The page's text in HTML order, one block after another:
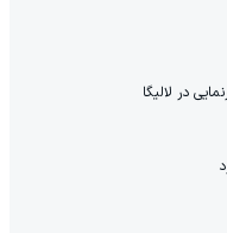
در لالیگا